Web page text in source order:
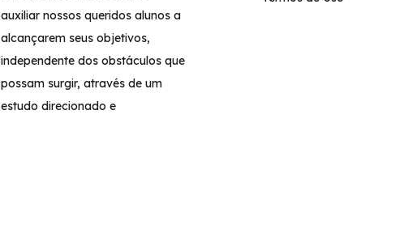
auxiliar nossos queridos alunos a
alcançarem seus objetivos,
independente dos obstáculos que
possam surgir, através de um
estudo direcionado e